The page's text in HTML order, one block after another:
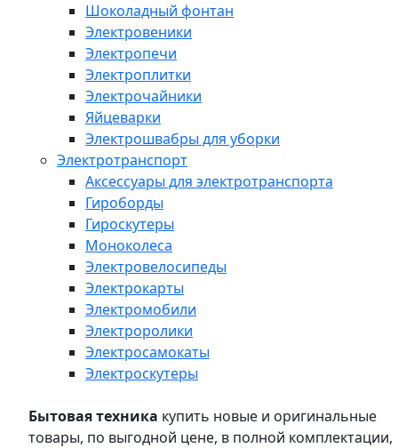
Шоколадный фонтан
Электровеники
Электропечи
Электроплитки
Электрочайники
Яйцеварки
Электрошвабры для уборки
Электротранспорт
Аксессуары для электротранспорта
Гироборды
Гироскутеры
Моноколеса
Электровелосипеды
Электрокарты
Электромобили
Электроролики
Электросамокаты
Электроскутеры
Бытовая техника купить новые и оригинальные
товары, по выгодной цене, в полной комплектации,